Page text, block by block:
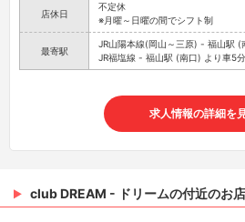
店休日
不定休
※月曜～日曜の間でシフト制
最寄駅
JR山陽本線(岡山～三原) - 福山駅 (
JR福塩線 - 福山駅 (南口) より車5分
求人情報の詳細を
club DREAM - ドリームの付近のお店